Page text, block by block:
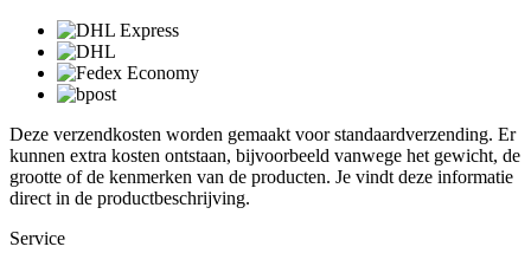
Deze verzendkosten worden gemaakt voor standaardverzending. Er
kunnen extra kosten ontstaan, bijvoorbeeld vanwege het gewicht, de
grootte of de kenmerken van de producten. Je vindt deze informatie
direct in de productbeschrijving.
Service